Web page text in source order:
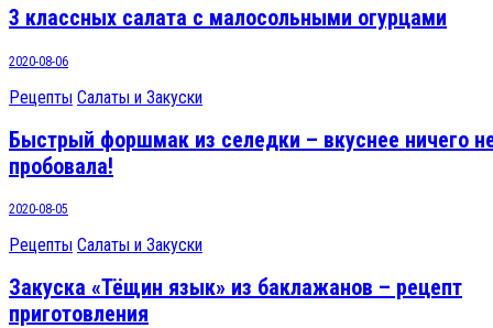
3 классных салата с малосольными огурцами
2020-08-06
Рецепты Салаты и Закуски
Быстрый форшмак из селедки – вкуснее ничего
пробовала!
2020-08-05
Рецепты Салаты и Закуски
Закуска «Тёщин язык» из баклажанов – рецепт
приготовления